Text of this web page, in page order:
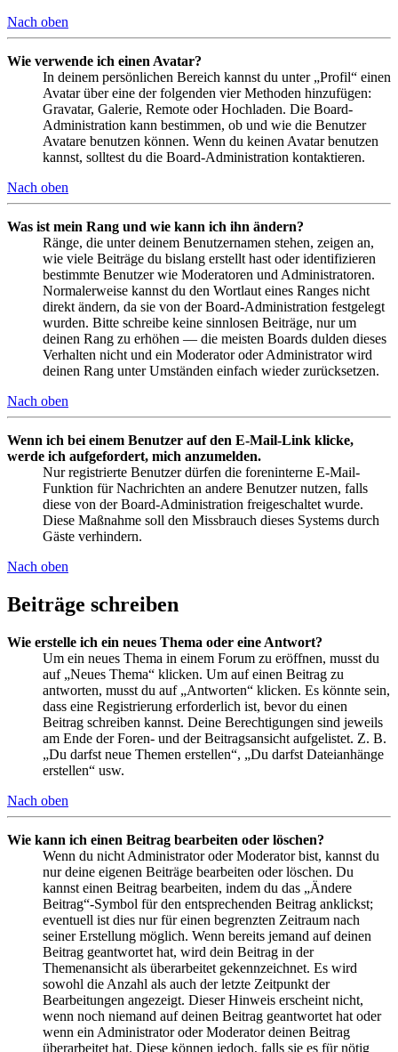
Nach oben
Wie verwende ich einen Avatar?
In deinem persönlichen Bereich kannst du unter „Profil“ einen
Avatar über eine der folgenden vier Methoden hinzufügen:
Gravatar, Galerie, Remote oder Hochladen. Die Board-
Administration kann bestimmen, ob und wie die Benutzer
Avatare benutzen können. Wenn du keinen Avatar benutzen
kannst, solltest du die Board-Administration kontaktieren.
Nach oben
Was ist mein Rang und wie kann ich ihn ändern?
Ränge, die unter deinem Benutzernamen stehen, zeigen an,
wie viele Beiträge du bislang erstellt hast oder identifizieren
bestimmte Benutzer wie Moderatoren und Administratoren.
Normalerweise kannst du den Wortlaut eines Ranges nicht
direkt ändern, da sie von der Board-Administration festgelegt
wurden. Bitte schreibe keine sinnlosen Beiträge, nur um
deinen Rang zu erhöhen — die meisten Boards dulden dieses
Verhalten nicht und ein Moderator oder Administrator wird
deinen Rang unter Umständen einfach wieder zurücksetzen.
Nach oben
Wenn ich bei einem Benutzer auf den E-Mail-Link klicke,
werde ich aufgefordert, mich anzumelden.
Nur registrierte Benutzer dürfen die foreninterne E-Mail-
Funktion für Nachrichten an andere Benutzer nutzen, falls
diese von der Board-Administration freigeschaltet wurde.
Diese Maßnahme soll den Missbrauch dieses Systems durch
Gäste verhindern.
Nach oben
Beiträge schreiben
Wie erstelle ich ein neues Thema oder eine Antwort?
Um ein neues Thema in einem Forum zu eröffnen, musst du
auf „Neues Thema“ klicken. Um auf einen Beitrag zu
antworten, musst du auf „Antworten“ klicken. Es könnte sein,
dass eine Registrierung erforderlich ist, bevor du einen
Beitrag schreiben kannst. Deine Berechtigungen sind jeweils
am Ende der Foren- und der Beitragsansicht aufgelistet. Z. B.
„Du darfst neue Themen erstellen“, „Du darfst Dateianhänge
erstellen“ usw.
Nach oben
Wie kann ich einen Beitrag bearbeiten oder löschen?
Wenn du nicht Administrator oder Moderator bist, kannst du
nur deine eigenen Beiträge bearbeiten oder löschen. Du
kannst einen Beitrag bearbeiten, indem du das „Ändere
Beitrag“-Symbol für den entsprechenden Beitrag anklickst;
eventuell ist dies nur für einen begrenzten Zeitraum nach
seiner Erstellung möglich. Wenn bereits jemand auf deinen
Beitrag geantwortet hat, wird dein Beitrag in der
Themenansicht als überarbeitet gekennzeichnet. Es wird
sowohl die Anzahl als auch der letzte Zeitpunkt der
Bearbeitungen angezeigt. Dieser Hinweis erscheint nicht,
wenn noch niemand auf deinen Beitrag geantwortet hat oder
wenn ein Administrator oder Moderator deinen Beitrag
überarbeitet hat. Diese können jedoch, falls sie es für nötig